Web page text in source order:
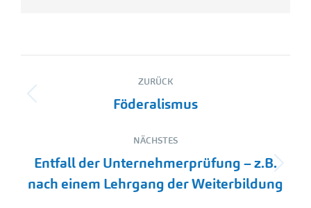
Kommentarnavigation
ZURÜCK
Vorheriger
Föderalismus
NÄCHSTES
Nächster
Beitrag:
Entfall der Unternehmerprüfung – z.B.
nach einem Lehrgang der Weiterbildung